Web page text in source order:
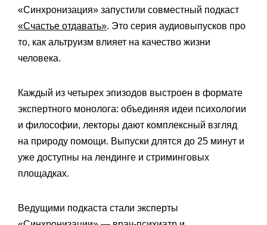
«Синхронизация» запустили совместный подкаст
«Счастье отдавать». Это серия аудиовыпусков про
то, как альтруизм влияет на качество жизни
человека.
Каждый из четырех эпизодов выстроен в формате
экспертного монолога: объединяя идеи психологии
и философии, лекторы дают комплексный взгляд
на природу помощи. Выпуски длятся до 25 минут и
уже доступны на лендинге и стриминговых
площадках.
Ведущими подкаста стали эксперты